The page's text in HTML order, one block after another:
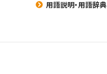
用語説明・用語辞典